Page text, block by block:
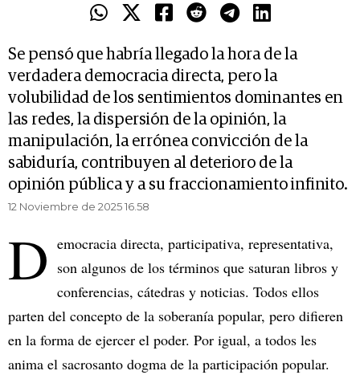
Se pensó que habría llegado la hora de la
verdadera democracia directa, pero la
volubilidad de los sentimientos dominantes en
las redes, la dispersión de la opinión, la
manipulación, la errónea convicción de la
sabiduría, contribuyen al deterioro de la
opinión pública y a su fraccionamiento infinito.
12 Noviembre de 2025 16.58
D emocracia directa, participativa, representativa,
son algunos de los términos que saturan libros y
conferencias, cátedras y noticias. Todos ellos
parten del concepto de la soberanía popular, pero difieren
en la forma de ejercer el poder. Por igual, a todos les
anima el sacrosanto dogma de la participación popular.